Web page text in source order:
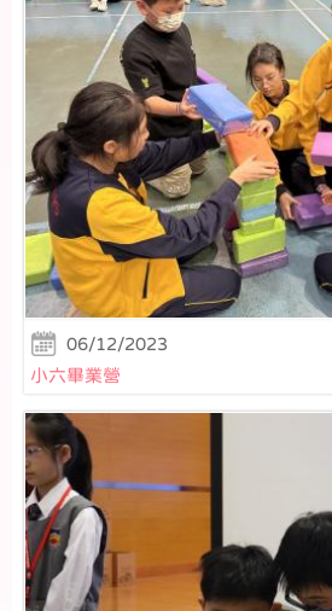
06/12/2023
小六畢業營